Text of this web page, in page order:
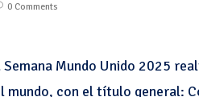
0 Comments
Semana Mundo Unido 2025
mundo, con el título general: